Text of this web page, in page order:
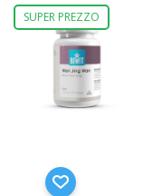
SUPER PREZZO